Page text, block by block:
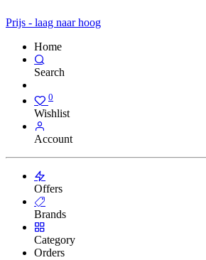
Prijs - laag naar hoog
Home
Search
0
Wishlist
Account
Offers
Brands
Category
Orders